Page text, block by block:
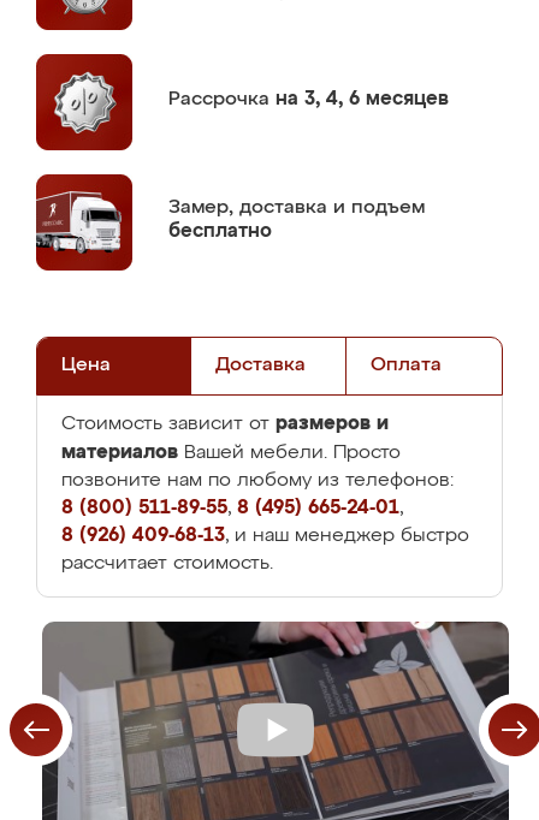
Рассрочка на 3, 4, 6 месяцев
Замер, доставка и подъем
бесплатно
Цена Доставка Оплата
Стоимость зависит от размеров и
материалов Вашей мебели. Просто
позвоните нам по любому из телефонов:
8 (800) 511-89-55, 8 (495) 665-24-01,
8 (926) 409-68-13, и наш менеджер быстро
рассчитает стоимость.